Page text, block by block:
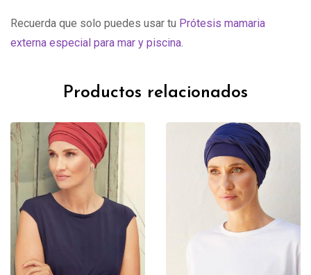
Recuerda que solo puedes usar tu Prótesis mamaria
externa especial para mar y piscina.
Productos relacionados